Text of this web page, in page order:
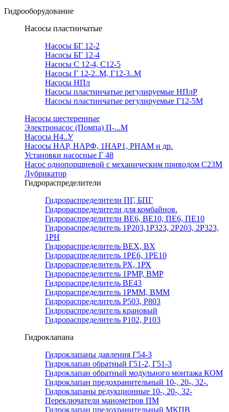
Гидрооборудование
Насосы пластинчатые
Насосы БГ 12-2
Насосы БГ 12-4
Насосы С 12-4, С12-5
Насосы Г 12-2..М, Г12-3..М
Насосы НПл
Насосы пластинчатые регулируемые НПлР
Насосы пластинчатые регулируемые Г12-5М
Насосы шестеренные
Электронасос (Помпа) П-...М
Насосы Н4..У
Насосы НАР, НАРФ, 1НАР1, РНАМ и др.
Установки насосные Г 48
Насос однопоршневой с механическим приводом С23М
Лубрикатор
Гидрораспределители
Гидрораспределители ПГ, БПГ
Гидрораспределители для комбайнов.
Гидрораспределители ВЕ6, ВЕ10, ПЕ6, ПЕ10
Гидрораспределитель 1Р203,1Р323, 2Р203, 2Р323,
1РН
Гидрораспределитель ВЕХ, ВХ
Гидрораспределитель 1РЕ6, 1РЕ10
Гидрораспределитель РХ, 1РХ
Гидрораспределитель 1РМР, ВМР
Гидрораспределитель ВЕ43
Гидрораспределитель 1РММ, ВММ
Гидрораспределитель Р503, Р803
Гидрораспределитель крановый
Гидрораспределитель Р102, Р103
Гидроклапана
Гидроклапаны давления Г54-3
Гидроклапан обратный Г51-2, Г51-3
Гидроклапан обратный модульного монтажа КОМ
Гидроклапан предохранительный 10-, 20-, 32-.
Гидроклапаны редукционные 10-, 20-, 32-
Переключатели манометров ПМ
Гидроклапан предохранительный МКПВ